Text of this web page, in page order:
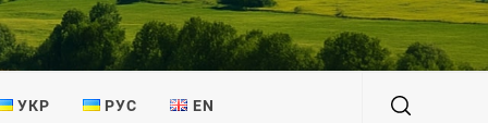
УКР РУС EN